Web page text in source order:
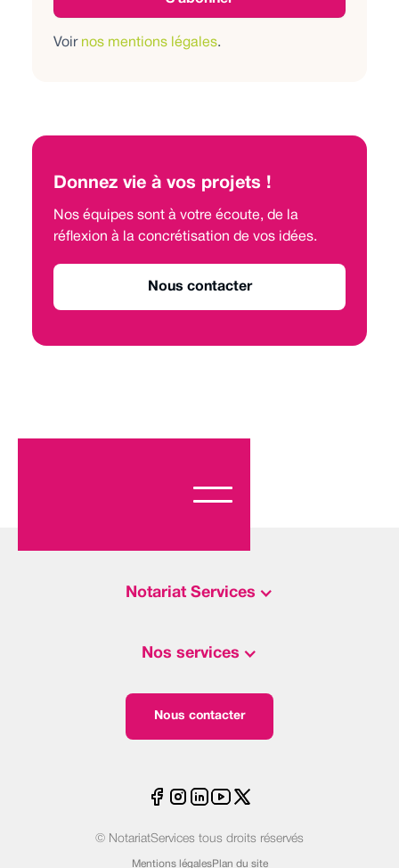
Voir nos mentions légales.
Donnez vie à vos projets !
Nos équipes sont à votre écoute, de la
réflexion à la concrétisation de vos idées.
Nous contacter
Notariat Services
Nos services
Nous contacter
© NotariatServices tous droits réservés
Mentions légalesPlan du site